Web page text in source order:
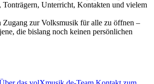
Tonträgern, Unterricht, Kontakten und vielem
Zugang zur Volksmusik für alle zu öffnen –
die bislang noch keinen persönlichen